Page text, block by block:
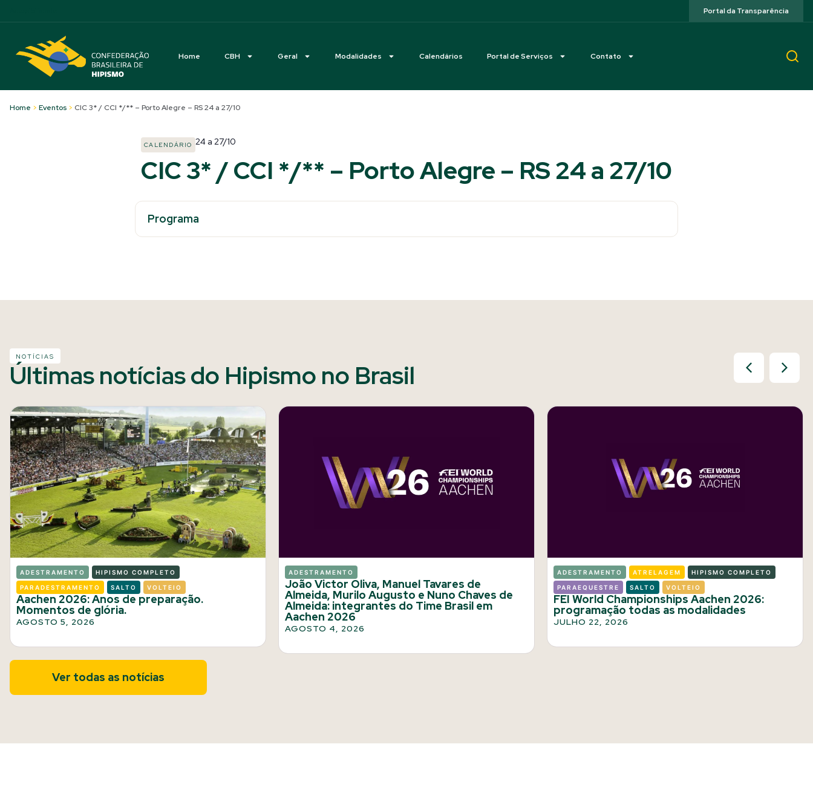
Portal da Transparência
Home CBH Geral Modalidades Calendários Portal de Serviços Contato
Home > Eventos > CIC 3* / CCI */** – Porto Alegre – RS 24 a 27/10
CALENDÁRIO 24 a 27/10
CIC 3* / CCI */** – Porto Alegre – RS 24 a 27/10
Programa
NOTÍCIAS
Últimas notícias do Hipismo no Brasil
ADESTRAMENTO HIPISMO COMPLETO
PARADESTRAMENTO SALTO VOLTEIO
Aachen 2026: Anos de preparação.
Momentos de glória.
AGOSTO 5, 2026
ADESTRAMENTO
João Victor Oliva, Manuel Tavares de
Almeida, Murilo Augusto e Nuno Chaves de
Almeida: integrantes do Time Brasil em
Aachen 2026
AGOSTO 4, 2026
ADESTRAMENTO ATRELAGEM HIPISMO COMPLETO
PARAEQUESTRE SALTO VOLTEIO
FEI World Championships Aachen 2026:
programação todas as modalidades
JULHO 22, 2026
Ver todas as notícias